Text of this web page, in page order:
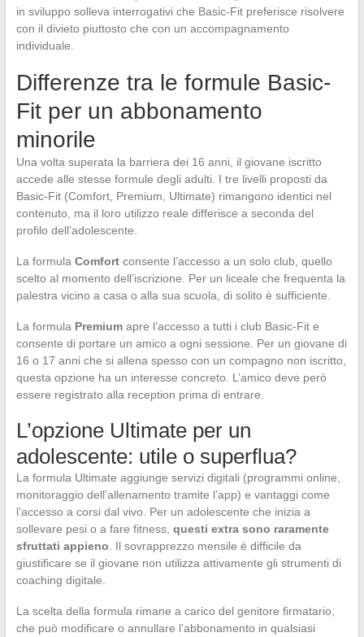
in sviluppo solleva interrogativi che Basic-Fit preferisce risolvere
con il divieto piuttosto che con un accompagnamento
individuale.
Differenze tra le formule Basic-
Fit per un abbonamento
minorile
Una volta superata la barriera dei 16 anni, il giovane iscritto
accede alle stesse formule degli adulti. I tre livelli proposti da
Basic-Fit (Comfort, Premium, Ultimate) rimangono identici nel
contenuto, ma il loro utilizzo reale differisce a seconda del
profilo dell’adolescente.
La formula Comfortconsente l’accesso a un solo club, quello
scelto al momento dell’iscrizione. Per un liceale che frequenta la
palestra vicino a casa o alla sua scuola, di solito è sufficiente.
La formula Premiumapre l’accesso a tutti i club Basic-Fit e
consente di portare un amico a ogni sessione. Per un giovane di
16 o 17 anni che si allena spesso con un compagno non iscritto,
questa opzione ha un interesse concreto. L’amico deve però
essere registrato alla reception prima di entrare.
L’opzione Ultimate per un
adolescente: utile o superflua?
La formula Ultimate aggiunge servizi digitali (programmi online,
monitoraggio dell’allenamento tramite l’app) e vantaggi come
l’accesso a corsi dal vivo. Per un adolescente che inizia a
sollevare pesi o a fare fitness, questi extra sono raramente
sfruttati appieno . Il sovrapprezzo mensile è difficile da
giustificare se il giovane non utilizza attivamente gli strumenti di
coaching digitale.
La scelta della formula rimane a carico del genitore firmatario,
che può modificare o annullare l’abbonamento in qualsiasi